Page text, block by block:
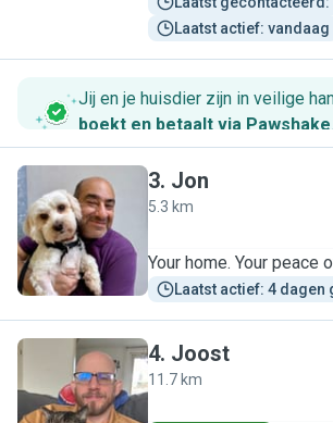
Laatst actief: vandaag
Jij en je huisdier zijn in veilige
boekt en betaalt via Pawshake.
J
3. Jon
5.3 km
Your home. Your peace
Laatst actief: 4 dagen
J
4. Joost
11.7 km